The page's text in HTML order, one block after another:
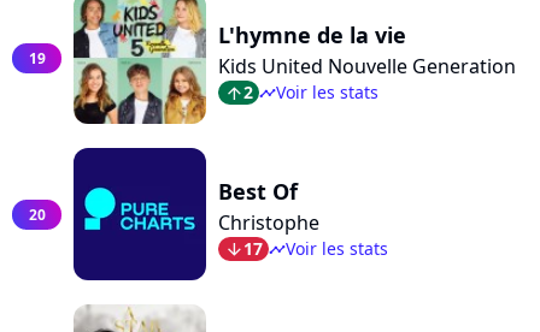
19
L'hymne de la vie
Kids United Nouvelle Generation
arrow_top2 timelineVoir les stats
20
Best Of
Christophe
arrow_bot17 timelineVoir les stats